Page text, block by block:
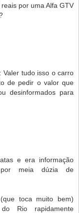
por uma Alfa GTV
Valer tudo isso o carro
de pedir o valor que
desinformados para
e era informação
por meia dúzia de
toca muito bem)
Rio rapidamente